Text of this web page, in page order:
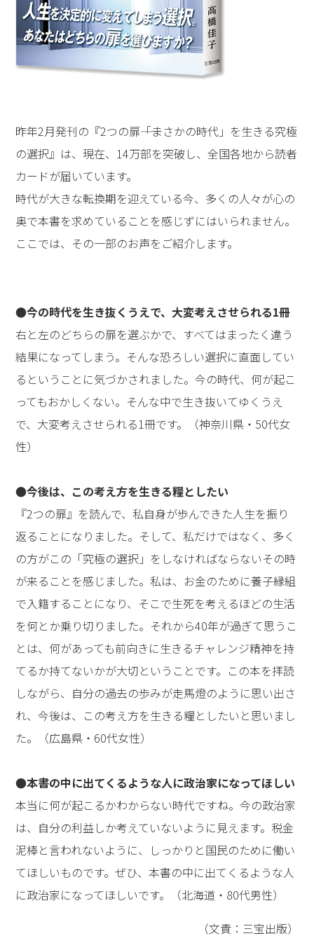
昨年2月発刊の『2つの扉――「まさかの時代」を生きる究極
の選択』は、現在、14万部を突破し、全国各地から読者
カードが届いています。
時代が大きな転換期を迎えている今、多くの人々が心の
奥で本書を求めていることを感じずにはいられません。
ここでは、その一部のお声をご紹介します。
●今の時代を生き抜くうえで、大変考えさせられる1冊
右と左のどちらの扉を選ぶかで、すべてはまったく違う
結果になってしまう。そんな恐ろしい選択に直面してい
るということに気づかされました。今の時代、何が起こ
ってもおかしくない。そんな中で生き抜いてゆくうえ
で、大変考えさせられる1冊です。（神奈川県・50代女
性）
●今後は、この考え方を生きる糧としたい
『2つの扉』を読んで、私自身が歩んできた人生を振り
返ることになりました。そして、私だけではなく、多く
の方がこの「究極の選択」をしなければならないその時
が来ることを感じました。私は、お金のために養子縁組
で入籍することになり、そこで生死を考えるほどの生活
を何とか乗り切りました。それから40年が過ぎて思うこ
とは、何があっても前向きに生きるチャレンジ精神を持
てるか持てないかが大切ということです。この本を拝読
しながら、自分の過去の歩みが走馬燈のように思い出さ
れ、今後は、この考え方を生きる糧としたいと思いまし
た。（広島県・60代女性）
●本書の中に出てくるような人に政治家になってほしい
本当に何が起こるかわからない時代ですね。今の政治家
は、自分の利益しか考えていないように見えます。税金
泥棒と言われないように、しっかりと国民のために働い
てほしいものです。ぜひ、本書の中に出てくるような人
に政治家になってほしいです。（北海道・80代男性）
（文責：三宝出版）